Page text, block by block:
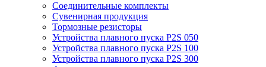
Соединительные комплекты
Сувенирная продукция
Тормозные резисторы
Устройства плавного пуска P2S 050
Устройства плавного пуска P2S 100
Устройства плавного пуска P2S 300